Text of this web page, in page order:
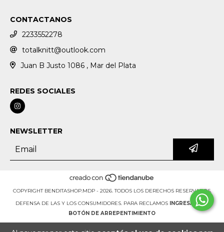
CONTACTANOS
2233552278
totalknitt@outlook.com
Juan B Justo 1086 , Mar del Plata
REDES SOCIALES
NEWSLETTER
COPYRIGHT BENDITASHOP.MDP - 2026. TODOS LOS DERECHOS RESERVADOS.
DEFENSA DE LAS Y LOS CONSUMIDORES. PARA RECLAMOS
INGRESÁ ACÁ.
BOTÓN DE ARREPENTIMIENTO